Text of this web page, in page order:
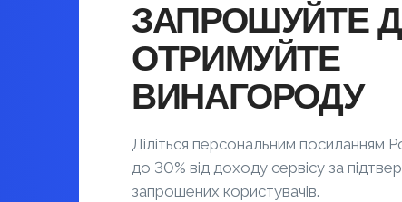
ЗАПРОШУЙТЕ
ОТРИМУЙТЕ
ВИНАГОРОДУ
Діліться персональним посиланням
до 30% від доходу сервісу за
запрошених користувачів.